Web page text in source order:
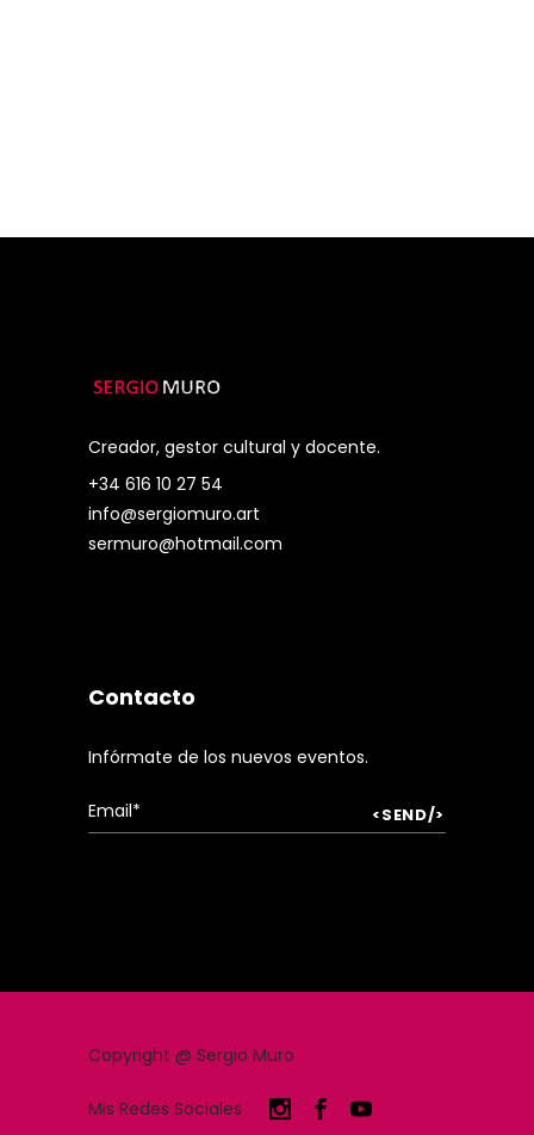
Creador, gestor cultural y docente.
+34 616 10 27 54
info@sergiomuro.art
sermuro@hotmail.com
Contacto
Infórmate de los nuevos eventos.
Copyright @ Sergio Muro
Mis Redes Sociales